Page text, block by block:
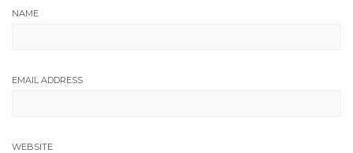
NAME
EMAIL ADDRESS
WEBSITE